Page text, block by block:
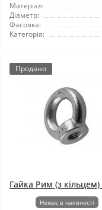
Матеріал:
Діаметр:
Фасовка:
Категорія:
Продано
Гайка Рим (з
Немає в наявності